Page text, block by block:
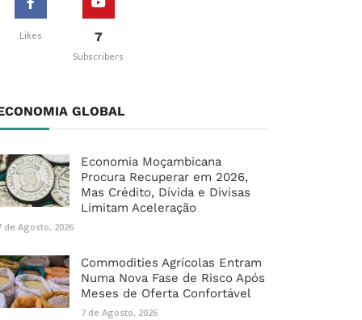
Likes 7
Subscribers
GLOBAL
Economia Moçambicana
Procura Recuperar em 2026,
Mas Crédito, Dívida e Divisas
Limitam Aceleração
de Agosto, 2026
Commodities Agrícolas Entram
Numa Nova Fase de Risco Após
Meses de Oferta Confortável
7 de Agosto, 2026